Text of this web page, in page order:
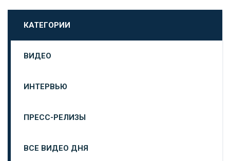
КАТЕГОРИИ
ВИДЕО
ИНТЕРВЬЮ
ПРЕСС-РЕЛИЗЫ
ВСЕ ВИДЕО ДНЯ